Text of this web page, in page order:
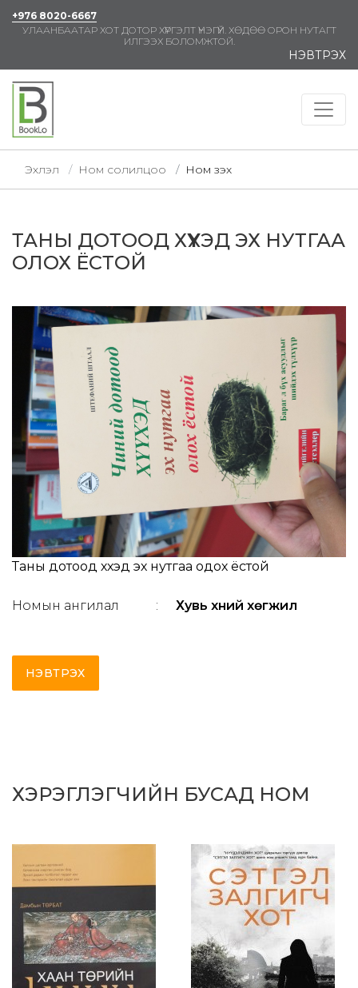
+976 8020-6667
УЛААНБААТАР ХОТ ДОТОР ХҮРГЭЛТ ҮНЭГҮЙ. ХӨДӨӨ ОРОН НУТАГТ
ИЛГЭЭХ БОЛОМЖТОЙ.
НЭВТРЭХ
Эхлэл Ном солилцоо Ном үзэх
ТАНЫ ДОТООД ХҮҮХЭД ЭХ НУТГАА
ОЛОХ ЁСТОЙ
Таны дотоод хүүхэд эх нутгаа одох ёстой
Номын ангилал : Хувь хүний хөгжил
НЭВТРЭХ
ХЭРЭГЛЭГЧИЙН БУСАД НОМ